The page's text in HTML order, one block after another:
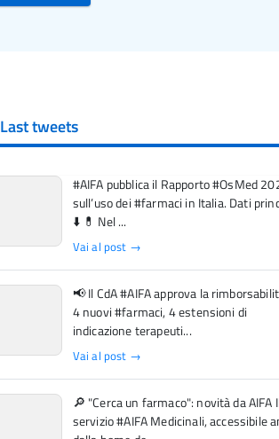
Last tweets
#AIFA pubblica il Rapporto #OsMed
sull’uso dei #farmaci in Italia. Dati
⬇️ 💊 Nel ...
Vai al post →
📢 Il CdA #AIFA approva la
4 nuovi #farmaci, 4 estensioni di
indicazione terapeuti...
Vai al post →
🔎 "Cerca un farmaco": novità da AIFA
servizio #AIFA Medicinali, accessibile